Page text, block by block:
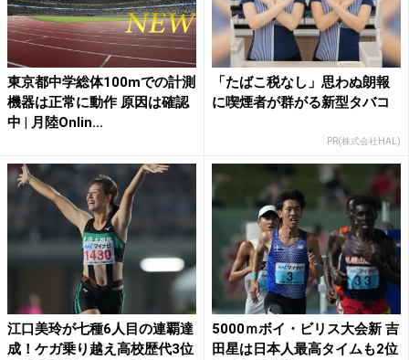
東京都中学総体100mでの計測
機器は正常に動作 原因は確認
中 | 月陸Onlin...
「たばこ税なし」思わぬ朗報
に喫煙者が群がる新型タバコ
PR(株式会社HAL)
江口美玲が七種6人目の連覇達
成！ケガ乗り越え高校歴代3位
5000ｍボイ・ビリス大会新 吉
田星は日本人最高タイムも2位